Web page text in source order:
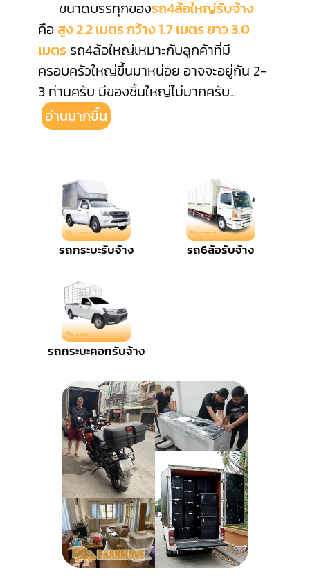
ขนาดบรรทุกของรถ4ล้อใหญ่รับจ้าง
คือสูง 2.2 เมตร กว้าง 1.7 เมตร ยาว 3.0
เมตรรถ4ล้อใหญ่เหมาะกับลูกค้าที่มี
ครอบครัวใหญ่ขึ้นมาหน่อย อาจจะอยู่กัน 2-
3 ท่านครับ มีของชิ้นใหญ่ไม่มากครับ...
อ่านมากขึ้น
รถกระบะรับจ้าง รถ6ล้อรับจ้าง
รถกระบะคอกรับจ้าง